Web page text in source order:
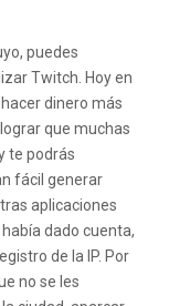
puedes
Twitch. Hoy en
dinero más
que muchas
te podrás
fácil generar
aplicaciones
dado cuenta,
de la IP. Por
no se les